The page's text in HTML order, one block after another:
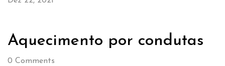
Aquecimento por condutas
0 Comments